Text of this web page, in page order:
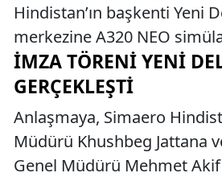
Hindistan’ın başkenti Yeni
merkezine A320 NEO
İMZA TÖRENI YENI
GERÇEKLEŞTI
Anlaşmaya, Simaero
Müdürü Khushbeg Jattana
Genel Müdürü Mehmet Akif